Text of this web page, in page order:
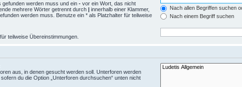
gefunden werden muss und ein - vor ein Wort, das nicht
mehrere Wörter getrennt durch | innerhalb einer Klammer,
werden muss. Benutze ein * als Platzhalter für teilweise
Nach allen Begriffen suchen
Nach einem Begriff suchen
teilweise Übereinstimmungen.
aus, in denen gesucht werden soll. Unterforen werden
du die Option „Unterforen durchsuchen“ unten nicht